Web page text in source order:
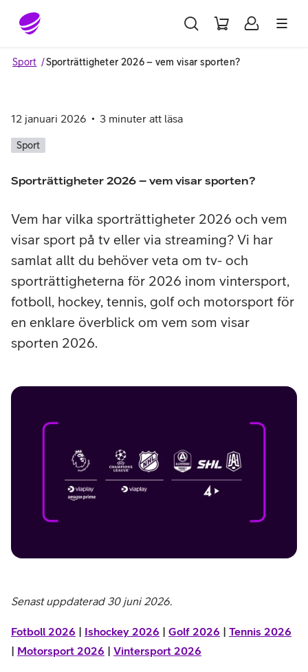
Gå till sidans innehåll
Sport Sporträttigheter 2026 – vem visar sporten?
12 januari 2026 3 minuter att läsa
Sport
Sporträttigheter 2026 – vem visar sporten?
Vem har vilka sporträttigheter 2026 och vem
visar sport på tv eller via streaming? Vi har
samlat allt du behöver veta om tv- och
sporträttigheterna för 2026 inom vintersport,
fotboll, hockey, tennis, golf och motorsport för
en enklare överblick om vem som visar
sporten 2026.
Senast uppdaterad 30 juni 2026.
Fotboll 2026 | Ishockey 2026 | Golf 2026 | Tennis 2026
| Motorsport 2026 | Vintersport 2026